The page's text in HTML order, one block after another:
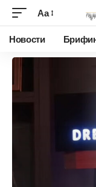
Аа
Новости